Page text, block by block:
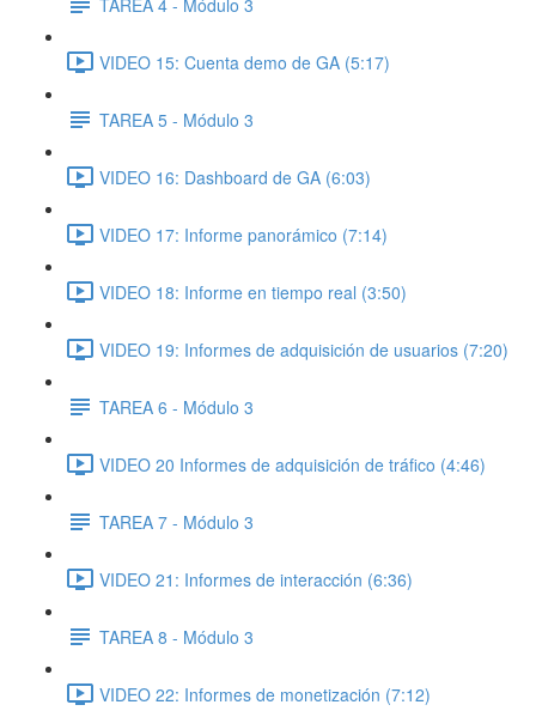
VIDEO 15: Cuenta demo de GA (5:17)
TAREA 5 - Módulo 3
VIDEO 16: Dashboard de GA (6:03)
VIDEO 17: Informe panorámico (7:14)
VIDEO 18: Informe en tiempo real (3:50)
VIDEO 19: Informes de adquisición de usuarios (7:20)
TAREA 6 - Módulo 3
VIDEO 20 Informes de adquisición de tráfico (4:46)
TAREA 7 - Módulo 3
VIDEO 21: Informes de interacción (6:36)
TAREA 8 - Módulo 3
VIDEO 22: Informes de monetización (7:12)